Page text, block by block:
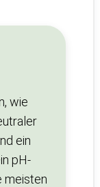
wie
ein
pH-
meisten